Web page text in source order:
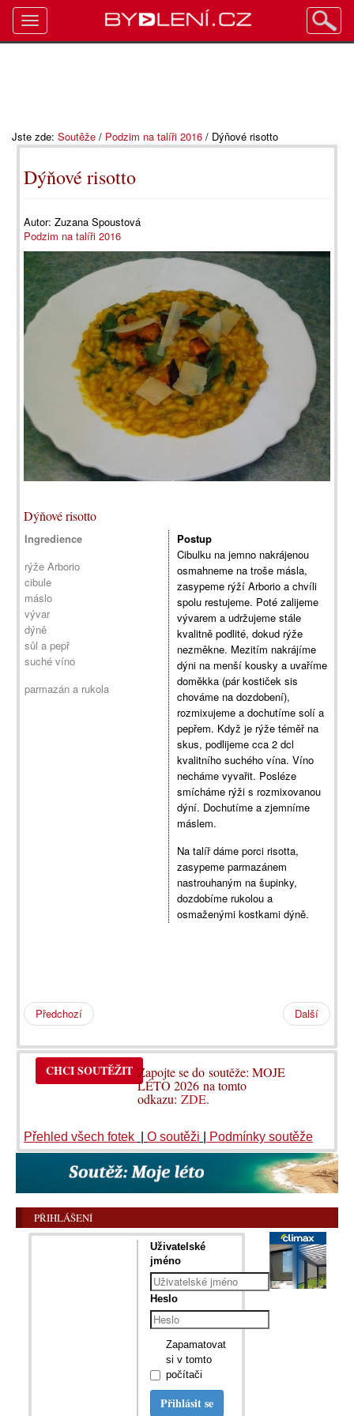
Jste zde: Soutěže / Podzim na talíři 2016 / Dýňové risotto
Dýňové risotto
Autor: Zuzana Spoustová
Podzim na talíři 2016
Dýňové risotto
Ingredience
rýže Arborio
cibule
máslo
vývar
dýně
sůl a pepř
suché víno
parmazán a rukola
Postup
Cibulku na jemno nakrájenou
osmahneme na troše másla,
zasypeme rýží Arborio a chvíli
spolu restujeme. Poté zalijeme
vývarem a udržujeme stále
kvalitně podlité, dokud rýže
nezměkne. Mezitím nakrájíme
dýni na menší kousky a uvaříme
doměkka (pár kostiček sis
chováme na dozdobení),
rozmixujeme a dochutíme solí a
pepřem. Když je rýže téměř na
skus, podlijeme cca 2 dcl
kvalitního suchého vína. Víno
necháme vyvařit. Posléze
smícháme rýži s rozmixovanou
dýní. Dochutíme a zjemníme
máslem.
Na talíř dáme porci risotta,
zasypeme parmazánem
nastrouhaným na šupinky,
dozdobíme rukolou a
osmaženými kostkami dýně.
Předchozí Další
CHCI SOUTĚŽIT Zapojte se do soutěže: MOJE
LÉTO 2026 na tomto
odkazu:ZDE.
Přehled všech fotek O soutěži Podmínky soutěže
PŘIHLÁŠENÍ
Uživatelské
jméno
Heslo
Zapamatovat
si v tomto
počítači
Přihlásit se
Toggle
navigation